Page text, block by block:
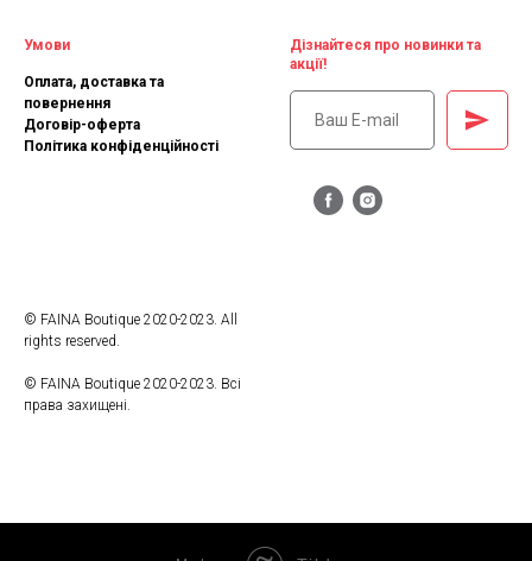
Умови
Оплата, доставка та
повернення
Договір-оферта
Політика конфіденційності
Дізнайтеся про новинки та
акції!
© FAINA Boutique 2020-2023. All
rights reserved.
© FAINA Boutique 2020-2023. Всі
права захищені.